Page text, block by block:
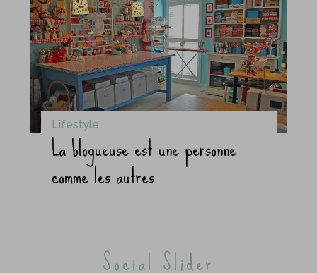
Lifestyle
La blogueuse est une personne
comme les autres
Social Slider